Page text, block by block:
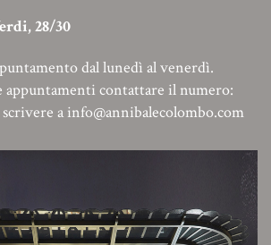
28/30
dal lunedì al venerdì.
appuntamenti contattare il numero:
a info@annibalecolombo.com